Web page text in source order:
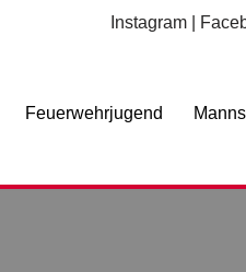
Instagram
Feuerwehrjugend